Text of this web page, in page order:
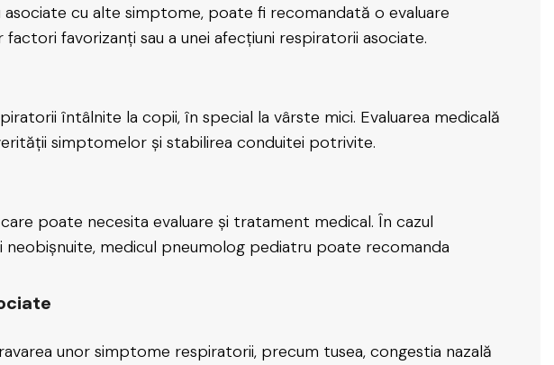
cu alte simptome, poate fi recomandată o evaluare
favorizanți sau a unei afecțiuni respiratorii asociate.
întâlnite la copii, în special la vârste mici. Evaluarea medicală
simptomelor și stabilirea conduitei potrivite.
poate necesita evaluare și tratament medical. În cazul
medicul pneumolog pediatru poate recomanda
unor simptome respiratorii, precum tusea, congestia nazală